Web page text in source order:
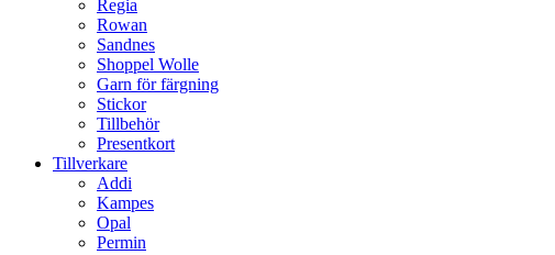
Regia
Rowan
Sandnes
Shoppel Wolle
Garn för färgning
Stickor
Tillbehör
Presentkort
Tillverkare
Addi
Kampes
Opal
Permin